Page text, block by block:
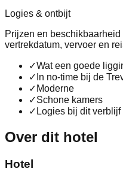
Logies & ontbijt
Prijzen en
vertrekdatum, vervoer en
✓Wat een goede
✓ In no-time bij de
✓ Moderne
✓Schone kamers
✓ Logies bij dit verblijf
Over dit hotel
Hotel